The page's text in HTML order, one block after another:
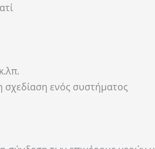
ενός συστήματος